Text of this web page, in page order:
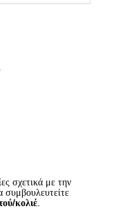
σχετικά με την
κολιέ.